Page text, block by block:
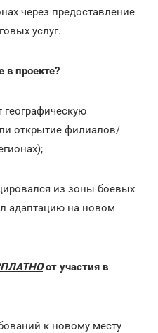
через предоставление
услуг.
в проекте?
географическую
открытие филиалов/
из зоны боевых
адаптацию на новом
от участия в
к новому месту